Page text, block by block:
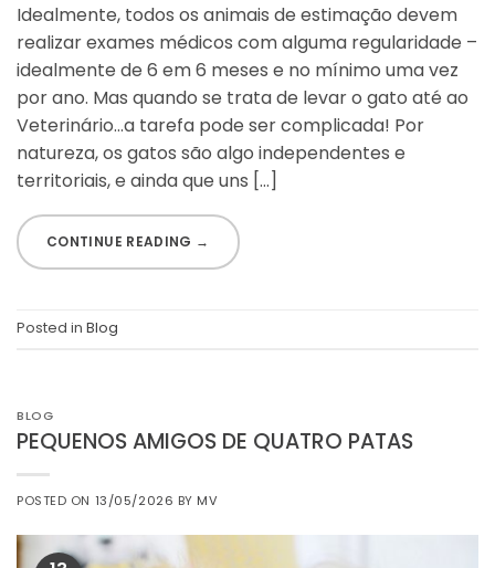
Idealmente, todos os animais de estimação devem
realizar exames médicos com alguma regularidade –
idealmente de 6 em 6 meses e no mínimo uma vez
por ano. Mas quando se trata de levar o gato até ao
Veterinário…a tarefa pode ser complicada! Por
natureza, os gatos são algo independentes e
territoriais, e ainda que uns […]
CONTINUE READING →
Posted in Blog
BLOG
PEQUENOS AMIGOS DE QUATRO PATAS
POSTED ON 13/05/2026 BY MV